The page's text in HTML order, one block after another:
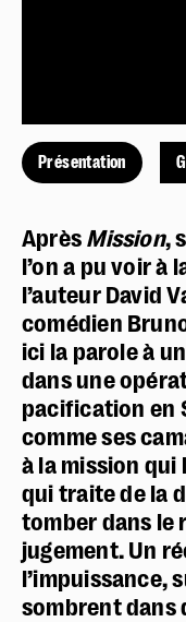
Présentation
Après Mission,
l’on a pu voir à
l’auteur David
comédien
ici la parole à
dans une
pacification en
comme ses
à la mission
qui traite de la
tomber dans le
jugement. Un
l’impuissance,
sombrent dans